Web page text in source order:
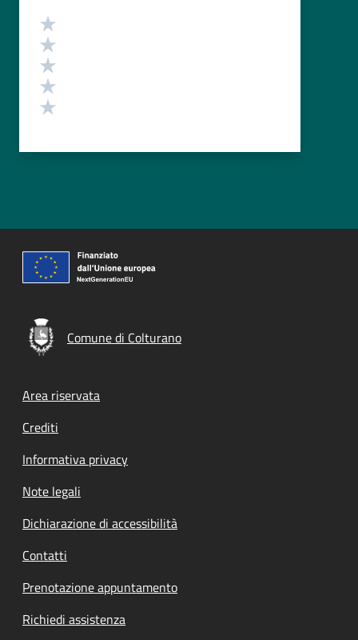
Valutazione
Comune di Colturano
Footer menu
Area riservata
Crediti
Informativa privacy
Note legali
Dichiarazione di accessibilità
Contatti
Prenotazione appuntamento
Richiedi assistenza